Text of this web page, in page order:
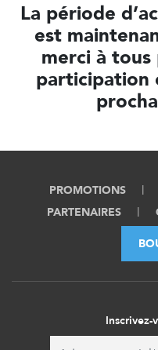
La période
est
merci à
participation
PROMOTIONS
PARTENAIRES